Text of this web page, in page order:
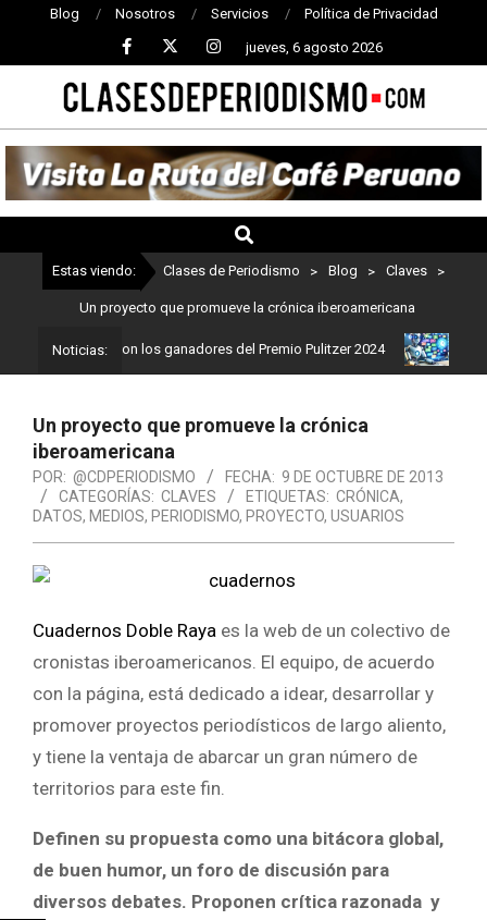
Blog Nosotros Servicios Política de Privacidad
jueves, 6 agosto 2026
CLASES
DE
PERIODISMO
Estas viendo: Clases de Periodismo > Blog > Claves >
Un proyecto que promueve la crónica iberoamericana
Noticias:
Estos son los ganadores del Premio Pulitzer 2024
Un proyecto que promueve la crónica
iberoamericana
POR: @CDPERIODISMO FECHA: 9 DE OCTUBRE DE 2013
CATEGORÍAS: CLAVES ETIQUETAS: CRÓNICA,
DATOS, MEDIOS, PERIODISMO, PROYECTO, USUARIOS
Cuadernos Doble Raya es la web de un colectivo de
cronistas iberoamericanos. El equipo, de acuerdo
con la página, está dedicado a idear, desarrollar y
promover proyectos periodísticos de largo aliento,
y tiene la ventaja de abarcar un gran número de
territorios para este fin.
Definen su propuesta como una bitácora global,
de buen humor, un foro de discusión para
diversos debates. Proponen crítica razonada y